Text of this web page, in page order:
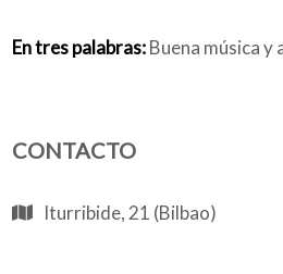
En tres palabras:Buena música y
CONTACTO
Iturribide, 21 (Bilbao)